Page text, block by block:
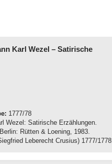
Karl Wezel – Satirische
1777/78
Wezel: Satirische Erzählungen.
Rütten & Loening, 1983.
Leberecht Crusius) 1777/1778.